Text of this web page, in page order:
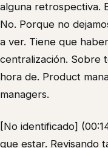
alguna retrospectiva.
No. Porque no
a ver. Tiene que
centralización. Sobre
hora de. Product
managers.
[No identificado]
que estar. Revisando